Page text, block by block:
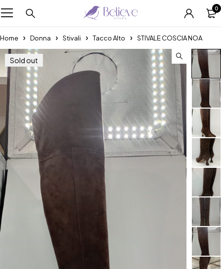
0
Home Donna Stivali Tacco Alto STIVALE COSCIA NOA
Sold out